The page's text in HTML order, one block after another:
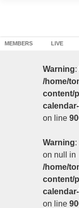
MEMBERS LIVE
Warning:
/home/
content/
on line
Warning:
on null in
/home/
content/
on line